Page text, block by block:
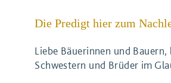
Die Predigt hier zum
Liebe Bäuerinnen und Bauern,
Schwestern und Brüder im